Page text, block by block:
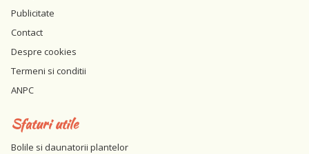
Publicitate
Contact
Despre cookies
Termeni si conditii
ANPC
Sfaturi utile
Bolile si daunatorii plantelor